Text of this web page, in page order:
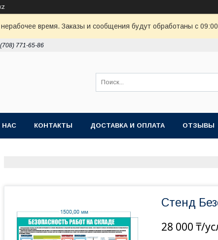
время. Заказы и сообщения будут обработаны с
771-65-86
НАС КОНТАКТЫ ДОСТАВКА И ОПЛАТА ОТЗЫВЫ
Стенд
28 000 ₸/